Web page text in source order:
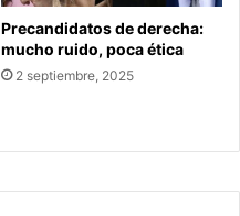
Precandidatos de derecha:
mucho ruido, poca ética
2 septiembre, 2025